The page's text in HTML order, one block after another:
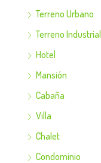
Terreno Urbano
Terreno Industrial
Hotel
Mansión
Cabaña
Villa
Chalet
Condominio